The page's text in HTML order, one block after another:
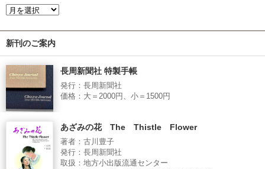
新刊のご案内
長周新聞社 特製手帳
発行：長周新聞社
価格：大＝2000円、小＝1500円
あざみの花 The Thistle Flower
著者：古川豊子
発行：長周新聞社
取扱：地方小出版流通センター